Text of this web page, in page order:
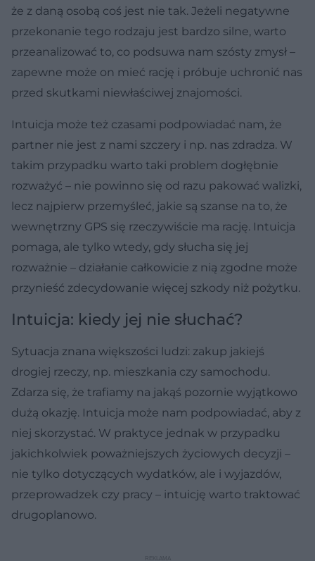
że z daną osobą coś jest nie tak. Jeżeli negatywne
przekonanie tego rodzaju jest bardzo silne, warto
przeanalizować to, co podsuwa nam szósty zmysł –
zapewne może on mieć rację i próbuje uchronić nas
przed skutkami niewłaściwej znajomości.
Intuicja może też czasami podpowiadać nam, że
partner nie jest z nami szczery i np. nas zdradza. W
takim przypadku warto taki problem dogłębnie
rozważyć – nie powinno się od razu pakować walizki,
lecz najpierw przemyśleć, jakie są szanse na to, że
wewnętrzny GPS się rzeczywiście ma rację. Intuicja
pomaga, ale tylko wtedy, gdy słucha się jej
rozważnie – działanie całkowicie z nią zgodne może
przynieść zdecydowanie więcej szkody niż pożytku.
Intuicja: kiedy jej nie słuchać?
Sytuacja znana większości ludzi: zakup jakiejś
drogiej rzeczy, np. mieszkania czy samochodu.
Zdarza się, że trafiamy na jakąś pozornie wyjątkowo
dużą okazję. Intuicja może nam podpowiadać, aby z
niej skorzystać. W praktyce jednak w przypadku
jakichkolwiek poważniejszych życiowych decyzji –
nie tylko dotyczących wydatków, ale i wyjazdów,
przeprowadzek czy pracy – intuicję warto traktować
drugoplanowo.